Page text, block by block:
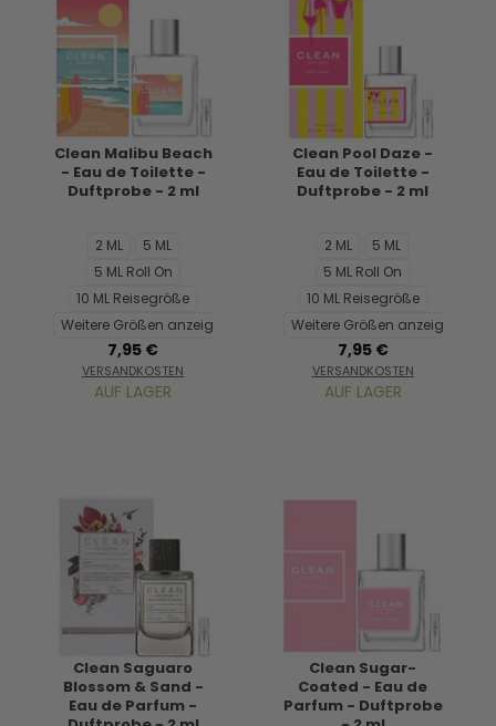
Clean Malibu Beach
- Eau de Toilette -
Duftprobe - 2 ml
2 ML
5 ML
5 ML Roll On
10 ML Reisegröße
Weitere Größen anzeigen...
7,95 €
VERSANDKOSTEN
AUF LAGER
Clean Pool Daze -
Eau de Toilette -
Duftprobe - 2 ml
2 ML
5 ML
5 ML Roll On
10 ML Reisegröße
Weitere Größen anzeigen...
7,95 €
VERSANDKOSTEN
AUF LAGER
Clean Saguaro
Blossom & Sand -
Eau de Parfum -
Clean Sugar-
Coated - Eau de
Parfum - Duftprobe